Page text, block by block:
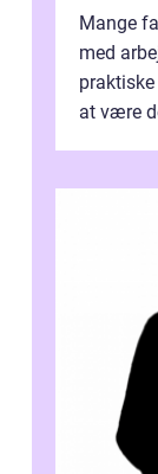
Mange
med
at være